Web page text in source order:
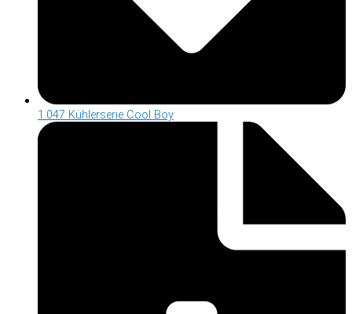
1.047 Kühlerserie Cool Boy